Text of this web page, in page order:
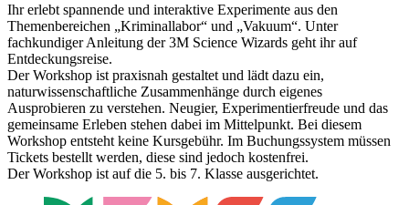
Ihr erlebt spannende und interaktive Experimente aus den
Themenbereichen „Kriminallabor“ und „Vakuum“. Unter
fachkundiger Anleitung der 3M Science Wizards geht ihr auf
Entdeckungsreise.
Der Workshop ist praxisnah gestaltet und lädt dazu ein,
naturwissenschaftliche Zusammenhänge durch eigenes
Ausprobieren zu verstehen. Neugier, Experimentierfreude und das
gemeinsame Erleben stehen dabei im Mittelpunkt. Bei diesem
Workshop entsteht keine Kursgebühr. Im Buchungssystem müssen
Tickets bestellt werden, diese sind jedoch kostenfrei.
Der Workshop ist auf die 5. bis 7. Klasse ausgerichtet.